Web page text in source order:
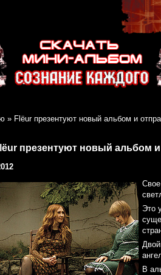
» Flёur презентуют новый альбом и
презентуют новый альбом
Это
В